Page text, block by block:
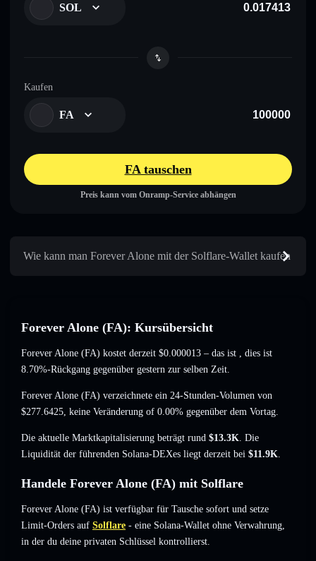
SOL
Kaufen
FA
FA tauschen
Preis kann vom Onramp-Service abhängen
Wie kann man Forever Alone mit der Solflare-Wallet kaufen
Forever Alone (FA): Kursübersicht
Forever Alone (FA) kostet derzeit $0.000013 – das ist , dies ist
8.70%-Rückgang gegenüber gestern zur selben Zeit.
Forever Alone (FA) verzeichnete ein 24-Stunden-Volumen von
$277.6425, keine Veränderung of 0.00% gegenüber dem Vortag.
Die aktuelle Marktkapitalisierung beträgt rund $13.3K. Die
Liquidität der führenden Solana-DEXes liegt derzeit bei $11.9K.
Handele Forever Alone (FA) mit Solflare
Forever Alone (FA) ist verfügbar für Tausche sofort und setze
Limit-Orders auf Solflare - eine Solana-Wallet ohne Verwahrung,
in der du deine privaten Schlüssel kontrollierst.